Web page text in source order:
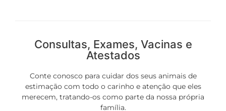
Consultas, Exames, Vacinas e
Atestados
Conte conosco para cuidar dos seus animais de
estimação com todo o carinho e atenção que eles
merecem, tratando-os como parte da nossa própria
família.